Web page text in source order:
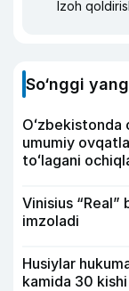
Izoh
So‘nggi
Oʻzbekistonda
umumiy
toʻlagani
Vinisius
imzoladi
Husiylar
kamida 30 kishi